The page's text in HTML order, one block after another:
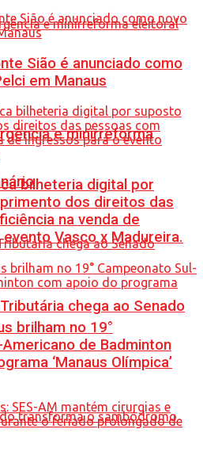
e minirreforma
chega ao Senado
Sião é anunciado como
em Manaus
bilheteria digital por
dos direitos das
na venda de
Vasco x Madureira.
brilham no 19°
de Badminton
‘Manaus Olímpica’